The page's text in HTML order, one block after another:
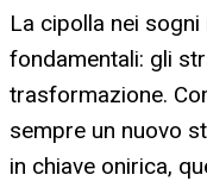
La cipolla nei
fondamentali: gli
trasformazione.
sempre un nuovo
in chiave onirica,